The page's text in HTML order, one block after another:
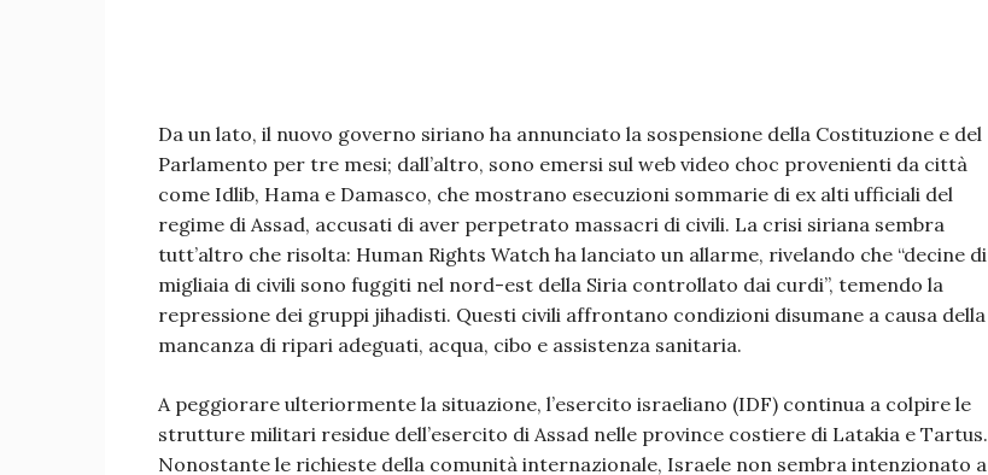
Da un lato, il nuovo governo siriano ha annunciato la sospensione della Costituzione e del
Parlamento per tre mesi; dall’altro, sono emersi sul web video choc provenienti da città
come Idlib, Hama e Damasco, che mostrano esecuzioni sommarie di ex alti ufficiali del
regime di Assad, accusati di aver perpetrato massacri di civili. La crisi siriana sembra
tutt’altro che risolta: Human Rights Watch ha lanciato un allarme, rivelando che “decine di
migliaia di civili sono fuggiti nel nord-est della Siria controllato dai curdi”, temendo la
repressione dei gruppi jihadisti. Questi civili affrontano condizioni disumane a causa della
mancanza di ripari adeguati, acqua, cibo e assistenza sanitaria.
A peggiorare ulteriormente la situazione, l’esercito israeliano (IDF) continua a colpire le
strutture militari residue dell’esercito di Assad nelle province costiere di Latakia e Tartus.
Nonostante le richieste della comunità internazionale, Israele non sembra intenzionato a